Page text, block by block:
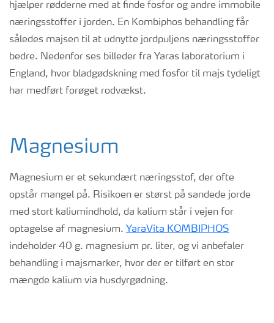
hjælper rødderne med at finde fosfor og andre immobile
næringsstoffer i jorden. En Kombiphos behandling får
således majsen til at udnytte jordpuljens næringsstoffer
bedre. Nedenfor ses billeder fra Yaras laboratorium i
England, hvor bladgødskning med fosfor til majs tydeligt
har medført forøget rodvækst.
Magnesium
Magnesium er et sekundært næringsstof, der ofte
opstår mangel på. Risikoen er størst på sandede jorde
med stort kaliumindhold, da kalium står i vejen for
optagelse af magnesium. YaraVita KOMBIPHOS
indeholder 40 g. magnesium pr. liter, og vi anbefaler
behandling i majsmarker, hvor der er tilført en stor
mængde kalium via husdyrgødning.